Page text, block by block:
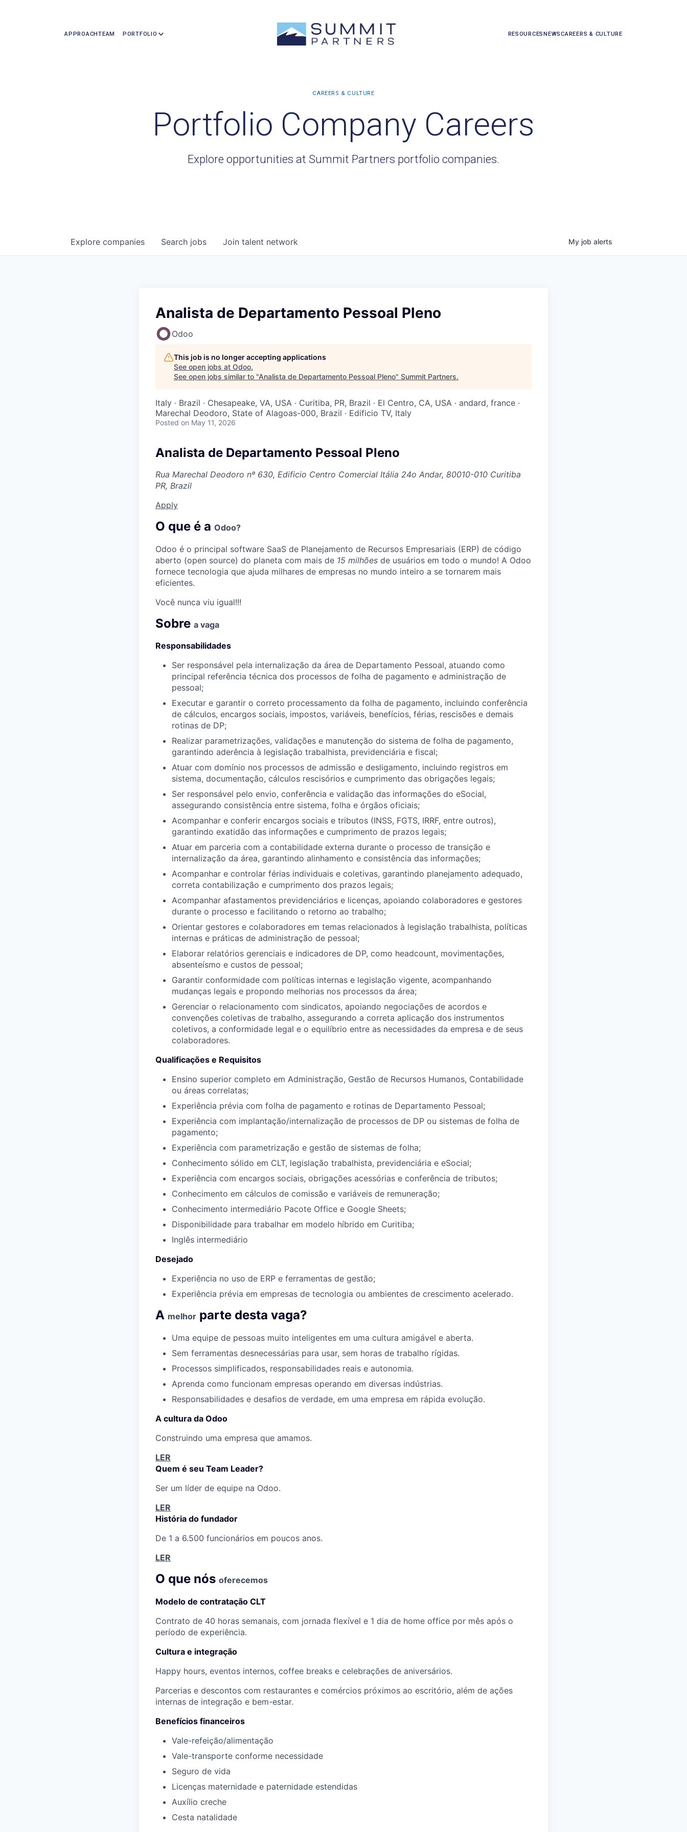
APPROACHTEAM PORTFOLIO RESOURCESNEWSCAREERS & CULTURE
Portfolio Company Careers
Explore opportunities at Summit Partners portfolio companies.
Search jobs
Explore companies Join talent network My job alerts
Analista de Departamento Pessoal Pleno
Odoo
This job is no longer accepting applications
See open jobs at Odoo.
See open jobs similar to "Analista de Departamento Pessoal Pleno" Summit Partners.
Italy · Brazil · Chesapeake, VA, USA · Curitiba, PR, Brazil · El Centro, CA, USA · andard, france ·
Marechal Deodoro, State of Alagoas-000, Brazil · Edificio TV, Italy
Posted on May 11, 2026
Analista de Departamento Pessoal Pleno
Rua Marechal Deodoro nº 630, Edificio Centro Comercial Itália 24o Andar, 80010-010 Curitiba
PR, Brazil
Apply
O que é a Odoo?
Odoo é o principal software SaaS de Planejamento de Recursos Empresariais (ERP) de código
aberto (open source) do planeta com mais de 15 milhões de usuários em todo o mundo! A Odoo
fornece tecnologia que ajuda milhares de empresas no mundo inteiro a se tornarem mais
eficientes.
Você nunca viu igual!!!
Sobre a vaga
Responsabilidades
Ser responsável pela internalização da área de Departamento Pessoal, atuando como
principal referência técnica dos processos de folha de pagamento e administração de
pessoal;
Executar e garantir o correto processamento da folha de pagamento, incluindo conferência
de cálculos, encargos sociais, impostos, variáveis, benefícios, férias, rescisões e demais
rotinas de DP;
Realizar parametrizações, validações e manutenção do sistema de folha de pagamento,
garantindo aderência à legislação trabalhista, previdenciária e fiscal;
Atuar com domínio nos processos de admissão e desligamento, incluindo registros em
sistema, documentação, cálculos rescisórios e cumprimento das obrigações legais;
Ser responsável pelo envio, conferência e validação das informações do eSocial,
assegurando consistência entre sistema, folha e órgãos oficiais;
Acompanhar e conferir encargos sociais e tributos (INSS, FGTS, IRRF, entre outros),
garantindo exatidão das informações e cumprimento de prazos legais;
Atuar em parceria com a contabilidade externa durante o processo de transição e
internalização da área, garantindo alinhamento e consistência das informações;
Acompanhar e controlar férias individuais e coletivas, garantindo planejamento adequado,
correta contabilização e cumprimento dos prazos legais;
Acompanhar afastamentos previdenciários e licenças, apoiando colaboradores e gestores
durante o processo e facilitando o retorno ao trabalho;
Orientar gestores e colaboradores em temas relacionados à legislação trabalhista, políticas
internas e práticas de administração de pessoal;
Elaborar relatórios gerenciais e indicadores de DP, como headcount, movimentações,
absenteísmo e custos de pessoal;
Garantir conformidade com políticas internas e legislação vigente, acompanhando
mudanças legais e propondo melhorias nos processos da área;
Gerenciar o relacionamento com sindicatos, apoiando negociações de acordos e
convenções coletivas de trabalho, assegurando a correta aplicação dos instrumentos
coletivos, a conformidade legal e o equilíbrio entre as necessidades da empresa e de seus
colaboradores.
Qualificações e Requisitos
Ensino superior completo em Administração, Gestão de Recursos Humanos, Contabilidade
ou áreas correlatas;
Experiência prévia com folha de pagamento e rotinas de Departamento Pessoal;
Experiência com implantação/internalização de processos de DP ou sistemas de folha de
pagamento;
Experiência com parametrização e gestão de sistemas de folha;
Conhecimento sólido em CLT, legislação trabalhista, previdenciária e eSocial;
Experiência com encargos sociais, obrigações acessórias e conferência de tributos;
Conhecimento em cálculos de comissão e variáveis de remuneração;
Conhecimento intermediário Pacote Office e Google Sheets;
Disponibilidade para trabalhar em modelo híbrido em Curitiba;
Inglês intermediário
Desejado
Experiência no uso de ERP e ferramentas de gestão;
Experiência prévia em empresas de tecnologia ou ambientes de crescimento acelerado.
A melhor parte desta vaga?
Uma equipe de pessoas muito inteligentes em uma cultura amigável e aberta.
Sem ferramentas desnecessárias para usar, sem horas de trabalho rígidas.
Processos simplificados, responsabilidades reais e autonomia.
Aprenda como funcionam empresas operando em diversas indústrias.
Responsabilidades e desafios de verdade, em uma empresa em rápida evolução.
A cultura da Odoo
Construindo uma empresa que amamos.
LER
Quem é seu Team Leader?
Ser um líder de equipe na Odoo.
LER
História do fundador
De 1 a 6.500 funcionários em poucos anos.
LER
O que nós oferecemos
Modelo de contratação CLT
Contrato de 40 horas semanais, com jornada flexível e 1 dia de home office por mês após o
período de experiência.
Cultura e integração
Happy hours, eventos internos, coffee breaks e celebrações de aniversários.
Parcerias e descontos com restaurantes e comércios próximos ao escritório, além de ações
internas de integração e bem-estar.
Benefícios financeiros
Vale-refeição/alimentação
Vale-transporte conforme necessidade
Seguro de vida
Licenças maternidade e paternidade estendidas
Auxílio creche
Cesta natalidade